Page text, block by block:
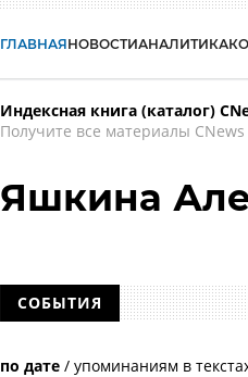
ГЛАВНАЯНОВОСТИАНАЛИТИКА
Индексная книга (каталог)
Получите все материалы
Яшкина
СОБЫТИЯ
по дате / упоминаниям в